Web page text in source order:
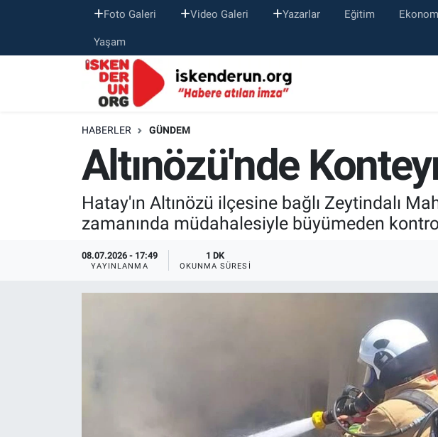
Foto Galeri Video Galeri Yazarlar Eğitim
Yaşam
HABERLER GÜNDEM
Altınözü'nde
Hatay'ın Altınözü ilçesine bağlı Zeytindalı
zamanında müdahalesiyle büyümeden kontrol
08.07.2026 - 17:49
YAYINLANMA
1 DK
OKUNMA SÜRESI